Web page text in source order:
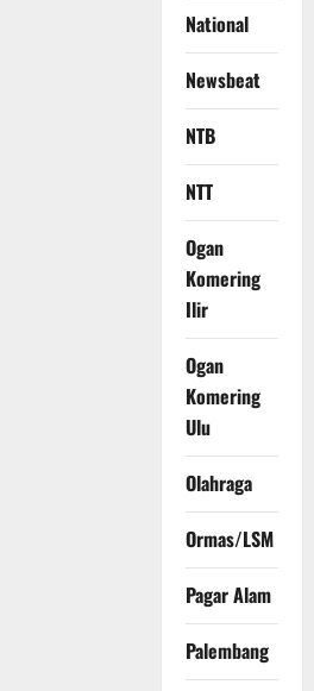
National
Newsbeat
NTB
NTT
Ogan
Komering
Ilir
Ogan
Komering
Ulu
Olahraga
Ormas/LSM
Pagar Alam
Palembang